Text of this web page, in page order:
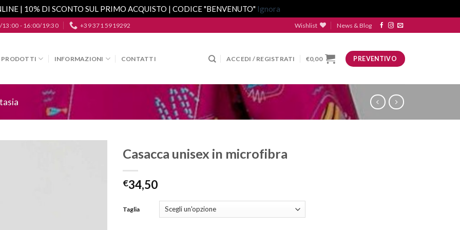
| 10% DI SCONTO SUL PRIMO ACQUISTO | CODICE "BENVENUTO" Ignora
13:00 - 16:00/19:30 +39 371 5919292 Wishlist News & Blog
PRODOTTI INFORMAZIONI CONTATTI ACCEDI / REGISTRATI €0,00 PREVENTIVO
Casacca unisex in microfibra
€34,50
Taglia